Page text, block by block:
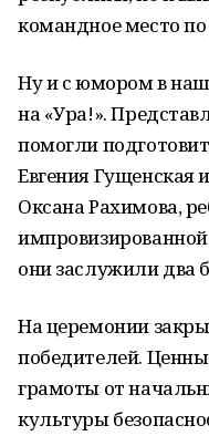
командное место
Ну и с юмором в
на «Ура!».
помогли
Евгения Гущенская
Оксана Рахимова,
они заслужили два
На церемонии
победителей.
грамоты от
культуры